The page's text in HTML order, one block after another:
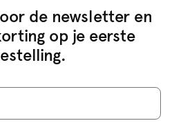
de newsletter en
op je eerste